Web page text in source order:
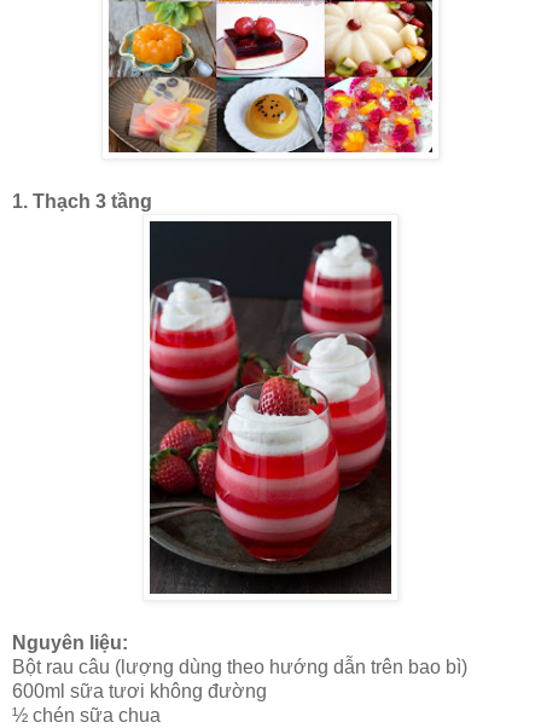
1. Thạch 3 tầng
Nguyên liệu:
Bột rau câu (lượng dùng theo hướng dẫn trên bao bì)
600ml sữa tươi không đường
½ chén sữa chua